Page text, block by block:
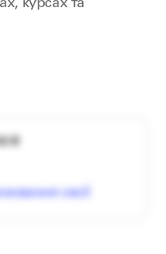
курсах та
₴
сесії